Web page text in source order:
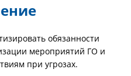
обязанности
мероприятий ГО и
при угрозах.